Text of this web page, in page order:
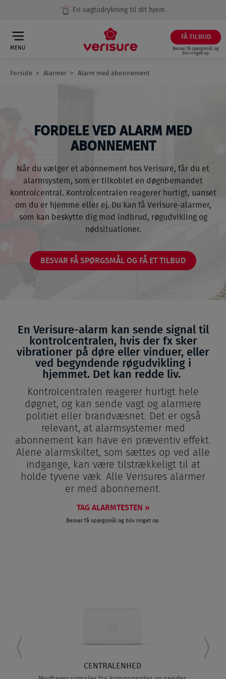
Fri vagtudrykning til dit hjem
FÅ TILBUD
Besvar få spørgsmål og
bliv ringet op.
MENU
Breadcrumb
Forside Alarmer Alarm med abonnement
FORDELE VED ALARM MED
ABONNEMENT
Når du vælger et abonnement hos Verisure, får du et
alarmsystem, som er tilkoblet en døgnbemandet
kontrolcentral. Kontrolcentralen reagerer hurtigt, uanset
om du er hjemme eller ej. Du kan få Verisure-alarmer,
som kan beskytte dig mod indbrud, røgudvikling og
nødsituationer.
BESVAR FÅ SPØRGSMÅL OG FÅ ET TILBUD
En Verisure-alarm kan sende signal til
kontrolcentralen, hvis der fx sker
vibrationer på døre eller vinduer, eller
ved begyndende røgudvikling i
hjemmet. Det kan redde liv.
Kontrolcentralen reagerer hurtigt hele
døgnet, og kan sende vagt og alarmere
politiet eller brandvæsnet. Det er også
relevant, at alarmsystemer med
abonnement kan have en præventiv effekt.
Alene alarmskiltet, som sættes op ved alle
indgange, kan være tilstrækkeligt til at
holde tyvene væk. Alle Verisures alarmer
er med abonnement.
TAG ALARMTESTEN »
Besvar få spørgsmål og bliv ringet op.
CENTRALENHED